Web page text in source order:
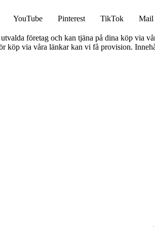
YouTube Pinterest TikTok Mail
företag och kan tjäna på dina köp via
köp via våra länkar kan vi få provision.